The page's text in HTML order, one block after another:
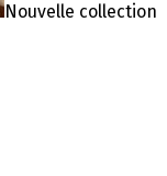
Nouvelle collection